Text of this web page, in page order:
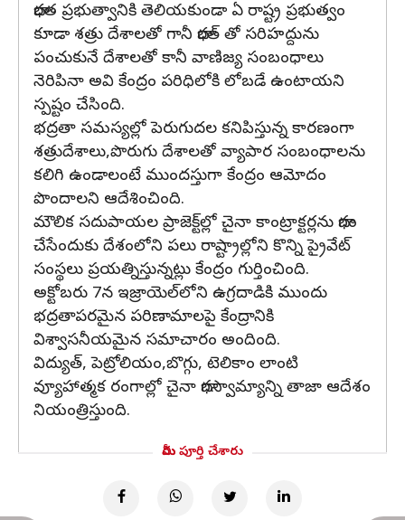
భారత ప్రభుత్వానికి తెలియకుండా ఏ రాష్ట్ర ప్రభుత్వం
కూడా శత్రు దేశాలతో గానీ భారత్ తో సరిహద్దును
పంచుకునే దేశాలతో కానీ వాణిజ్య సంబంధాలు
నెరిపినా అవి కేంద్రం పరిధిలోకి లోబడే ఉంటాయని
స్పష్టం చేసింది.
భద్రతా సమస్యల్లో పెరుగుదల కనిపిస్తున్న కారణంగా
శత్రుదేశాలు,పొరుగు దేశాలతో వ్యాపార సంబంధాలను
కలిగి ఉండాలంటే ముందస్తుగా కేంద్రం ఆమోదం
పొందాలని ఆదేశించింది.
మౌలిక సదుపాయల ప్రాజెక్ట్‌ల్లో చైనా కాంట్రాక్టర్లను భాగం
చేసేందుకు దేశంలోని పలు రాష్ట్రాల్లోని కొన్ని ప్రైవేట్
సంస్థలు ప్రయత్నిస్తున్నట్లు కేంద్రం గుర్తించింది.
అక్టోబరు 7న ఇజ్రాయెల్‌లోని ఉగ్రదాడికి ముందు
భద్రతాపరమైన పరిణామాలపై కేంద్రానికి
విశ్వాసనీయమైన సమాచారం అందింది.
విద్యుత్, పెట్రోలియం,బొగ్గు, టెలికాం లాంటి
వ్యూహాత్మక రంగాల్లో చైనా భాగస్వామ్యాన్ని తాజా ఆదేశం
నియంత్రిస్తుంది.
మీరు పూర్తి చేశారు